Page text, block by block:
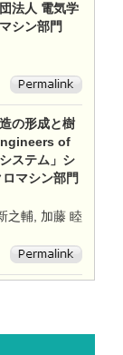
法人 電気学
シン部門
の形成と樹
of
ステム」シ
マシン部門
之輔, 加藤 睦